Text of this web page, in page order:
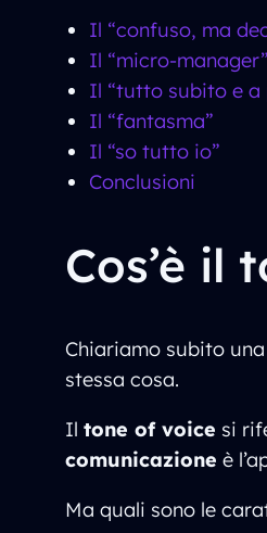
Il “confuso, ma
Il “micro-manager”
Il “tutto subito e a
Il “fantasma”
Il “so tutto io”
Conclusioni
Cos’è il
Chiariamo subito
stessa cosa.
Il tone of voice si
comunicazione è
Ma quali sono le